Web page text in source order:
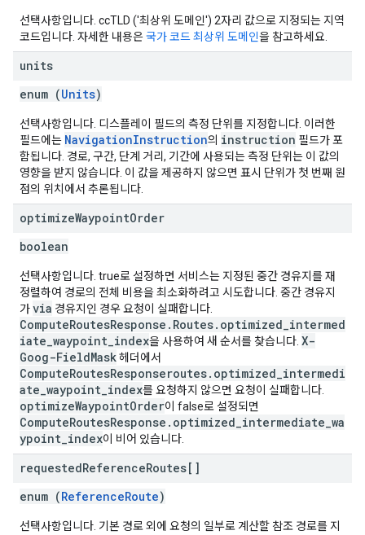
선택사항입니다. ccTLD ('최상위 도메인') 2자리 값으로 지정되는 지역
코드입니다. 자세한 내용은국가 코드 최상위 도메인을 참고하세요.
units
enum (Units)
선택사항입니다. 디스플레이 필드의 측정 단위를 지정합니다. 이러한
필드에는 NavigationInstruction의 instruction 필드가 포
함됩니다. 경로, 구간, 단계 거리, 기간에 사용되는 측정 단위는 이 값의
영향을 받지 않습니다. 이 값을 제공하지 않으면 표시 단위가 첫 번째 원
점의 위치에서 추론됩니다.
optimizeWaypointOrder
boolean
선택사항입니다. true로 설정하면 서비스는 지정된 중간 경유지를 재
정렬하여 경로의 전체 비용을 최소화하려고 시도합니다. 중간 경유지
가via 경유지인 경우 요청이 실패합니다.
ComputeRoutesResponse.Routes.optimized_intermed
iate_waypoint_index을 사용하여 새 순서를 찾습니다. X-
Goog-FieldMask헤더에서
ComputeRoutesResponseroutes.optimized_intermedi
ate_waypoint_index를 요청하지 않으면 요청이 실패합니다.
optimizeWaypointOrder이 false로 설정되면
ComputeRoutesResponse.optimized_intermediate_wa
ypoint_index이 비어 있습니다.
requestedReferenceRoutes[]
enum (ReferenceRoute)
선택사항입니다. 기본 경로 외에 요청의 일부로 계산할 참조 경로를 지